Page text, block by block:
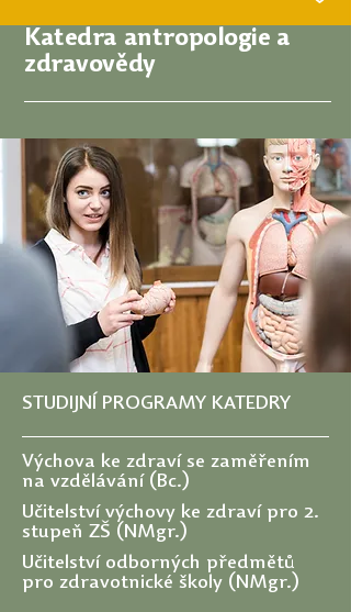
Katedra antropologie a
zdravovědy
STUDIJNÍ PROGRAMY KATEDRY
Výchova ke zdraví se zaměřením
na vzdělávání (Bc.)
Učitelství výchovy ke zdraví pro 2.
stupeň ZŠ (NMgr.)
Učitelství odborných předmětů
pro zdravotnické školy (NMgr.)